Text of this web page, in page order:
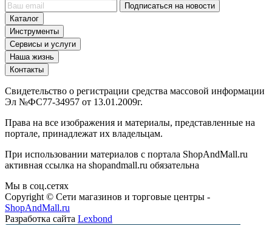
Подписаться на новости
Каталог
Инструменты
Сервисы и услуги
Наша жизнь
Контакты
Свидетельство о регистрации средства массовой информации
Эл №ФС77-34957 от 13.01.2009г.
Права на все изображения и материалы, представленные на
портале, принадлежат их владельцам.
При использовании материалов с портала ShopAndMall.ru
активная ссылка на shopandmall.ru обязательна
Мы в соц.сетях
Copyright © Сети магазинов и торговые центры -
ShopAndMall.ru
Разработка сайта Lexbond